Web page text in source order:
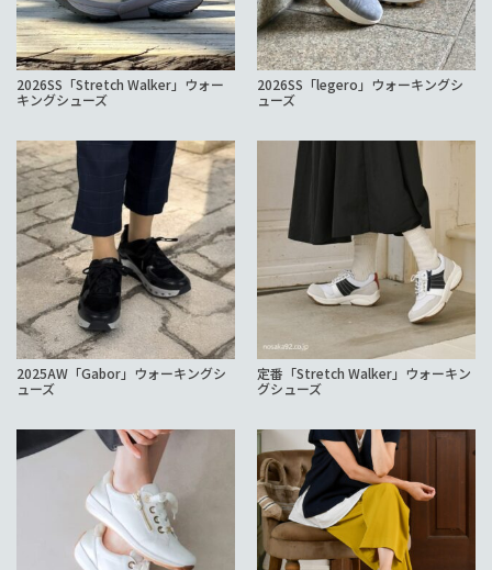
2026SS「Stretch Walker」ウォー
キングシューズ
2026SS「legero」ウォーキングシ
ューズ
2025AW「Gabor」ウォーキングシ
ューズ
定番「Stretch Walker」ウォーキン
グシューズ